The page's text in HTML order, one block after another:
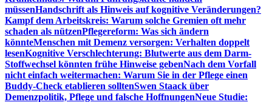
müssenHandschrift als Hinweis auf kognitive Veränderungen?
Kampf dem Arbeitskreis: Warum solche Gremien oft mehr
schaden als nützenPflegereform: Was sich ändern
könnteMenschen mit Demenz versorgen: Verhalten doppelt
lesenKognitive Verschlechterung: Blutwerte aus dem Darm-
Stoffwechsel könnten frühe Hinweise gebenNach dem Vorfall
nicht einfach weitermachen: Warum Sie in der Pflege einen
Buddy-Check etablieren solltenSwen Staack über
Demenzpolitik, Pflege und falsche HoffnungenNeue Studie: